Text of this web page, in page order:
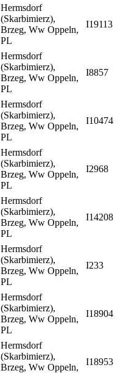
Hermsdorf
(Skarbimierz),
Brzeg, Ww Oppeln,
PL
I19113
Hermsdorf
(Skarbimierz),
Brzeg, Ww Oppeln,
PL
I8857
Hermsdorf
(Skarbimierz),
Brzeg, Ww Oppeln,
PL
I10474
Hermsdorf
(Skarbimierz),
Brzeg, Ww Oppeln,
PL
I2968
Hermsdorf
(Skarbimierz),
Brzeg, Ww Oppeln,
PL
I14208
Hermsdorf
(Skarbimierz),
Brzeg, Ww Oppeln,
PL
I233
Hermsdorf
(Skarbimierz),
Brzeg, Ww Oppeln,
PL
I18904
Hermsdorf
(Skarbimierz),
Brzeg, Ww Oppeln,
I18953